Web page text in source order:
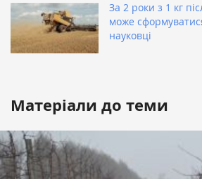
За 2 роки з 1 кг
може
науковці
Матеріали до теми